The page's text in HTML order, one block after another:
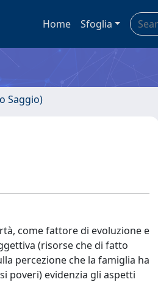
Home Sfoglia
Saggio)
come fattore di evoluzione e
(risorse che di fatto
percezione che la famiglia ha
poveri) evidenzia gli aspetti